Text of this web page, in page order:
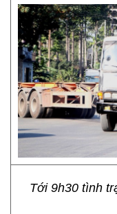
Tới 9h30 tình